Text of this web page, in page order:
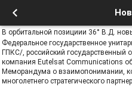
В орбитальной позициии 36° В.Д.
Федеральное государственное
ГПКС/, российский государственный
компания Eutelsat Communications
Меморандума о взаимопонимании,
многолетнего стратегического